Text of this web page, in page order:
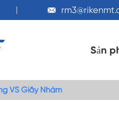

Sản
VS Giấy Nhám